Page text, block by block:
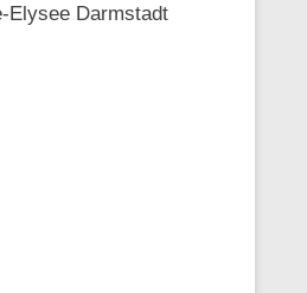
Elysee Darmstadt